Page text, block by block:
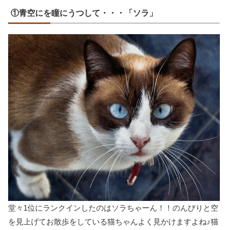
①青空にを瞳にうつして・・・「ソラ」
堂々1位にランクインしたのはソラちゃーん！！のんびりと空
を見上げてお散歩をしている猫ちゃんよく見かけますよね♪猫